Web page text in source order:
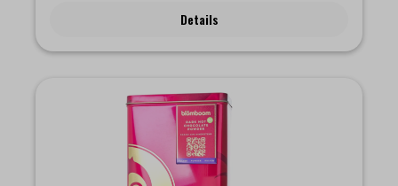
möchtet.Das Set beinhaltet:- Blömboom - Gastronomie -
Metalldose für Refillbeutel- Blömboom Magnet "Dark Hot
Details